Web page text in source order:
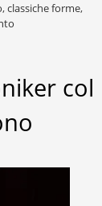
,classiche forme,
col